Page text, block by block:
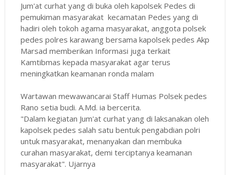
Jum'at curhat yang di buka oleh kapolsek Pedes di
pemukiman masyarakat kecamatan Pedes yang di
hadiri oleh tokoh agama masyarakat, anggota polsek
pedes polres karawang bersama kapolsek pedes Akp
Marsad memberikan Informasi juga terkait
Kamtibmas kepada masyarakat agar terus
meningkatkan keamanan ronda malam
Wartawan mewawancarai Staff Humas Polsek pedes
Rano setia budi. A.Md. ia bercerita.
"Dalam kegiatan Jum'at curhat yang di laksanakan oleh
kapolsek pedes salah satu bentuk pengabdian polri
untuk masyarakat, menanyakan dan membuka
curahan masyarakat, demi terciptanya keamanan
masyarakat". Ujarnya